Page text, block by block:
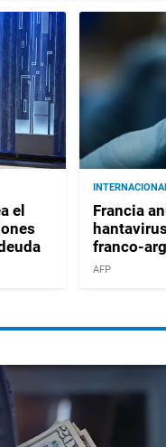
el
Francia
franco-
AFP